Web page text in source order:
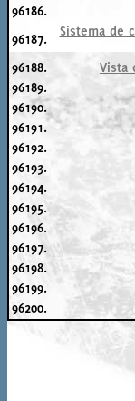
96186.
96187.
Sistema de
96188.
Vista
96189.
96190.
96191.
96192.
96193.
96194.
96195.
96196.
96197.
96198.
96199.
96200.